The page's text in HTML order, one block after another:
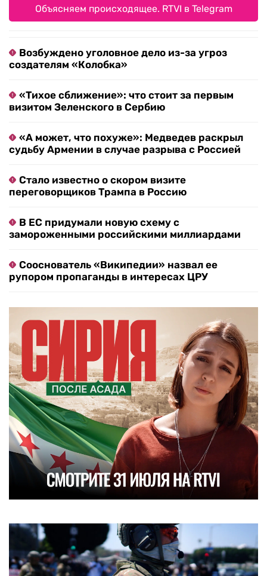
Объясняем происходящее. RTVI в Telegram
Возбуждено уголовное дело из-за угроз
создателям «Колобка»
«Тихое сближение»: что стоит за первым
визитом Зеленского в Сербию
«А может, что похуже»: Медведев раскрыл
судьбу Армении в случае разрыва с Россией
Стало известно о скором визите
переговорщиков Трампа в Россию
В ЕС придумали новую схему с
замороженными российскими миллиардами
Сооснователь «Википедии» назвал ее
рупором пропаганды в интересах ЦРУ